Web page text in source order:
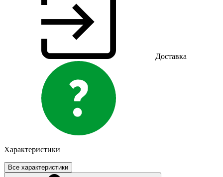
Доставка
Характеристики
Все характеристики